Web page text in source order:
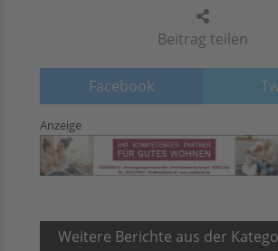
Beitrag teilen
Facebook
Anzeige
Weitere Berichte aus der